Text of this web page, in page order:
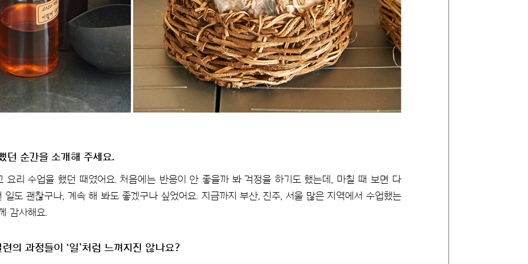
던 순간을 소개해 주세요.
요리 수업을 했던 때였어요. 처음에는 반응이 안 좋을까 봐 걱정을 하기도 했는데, 마칠 때 보면 다
도 괜찮구나, 계속 해 봐도 좋겠구나 싶었어요. 지금까지 부산, 진주, 서울 많은 지역에서 수업했는
감사해요.
의 과정들이 ‘일’처럼 느껴지진 않나요?